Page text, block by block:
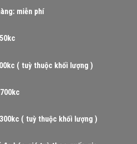
miễn phí
( tuỳ thuộc khối lượng )
( tuỳ thuộc khối lượng )